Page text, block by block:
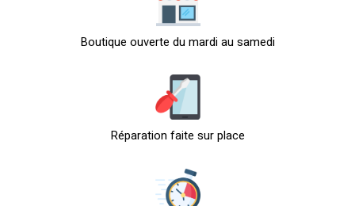
Boutique ouverte du mardi au samedi
Réparation faite sur place